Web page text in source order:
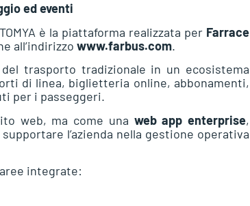
ed eventi
è la piattaforma realizzata per Farrace
all’indirizzo www.farbus.com.
trasporto tradizionale in un ecosistema
di linea, biglietteria online, abbonamenti,
per i passeggeri.
web, ma come una web app enterprise,
l’azienda nella gestione operativa
integrate: